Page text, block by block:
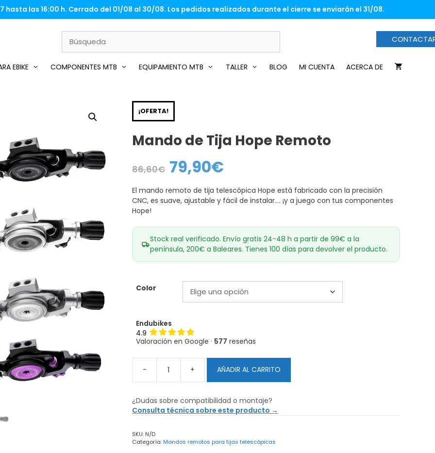
las 16:00 h. Cerrado del 01/08 al 30/08. Los pedidos realizados durante el cierre se enviarán el 31/08.
EBIKE COMPONENTES MTB EQUIPAMIENTO MTB TALLER BLOG MI CUENTA ACERCA DE
¡OFERTA!
Mando de Tija Hope Remoto
86,60€
El
precio
original
86,60€.
79,90€
79,90€.
El mando remoto de tija telescópica Hope está fabricado con la precisión
CNC, es suave, ajustable y fácil de instalar…. ¡y a juego con tus componentes
Hope!
Stock real verificado. Envío gratis 24-48 h a partir de 99€ a la
península, 200€ a Baleares. Tienes 100 días para devolver el producto.
Color
Endubikes
4.9
Valoración en Google · 577 reseñas
-
de
Hope
Remoto
+ AÑADIR AL CARRITO
¿Dudas sobre compatibilidad o montaje?
Consulta técnica sobre este producto →
SKU: N/D
Categoría:Mandos remotos para tijas telescópicas
era:
es:
79,90€.